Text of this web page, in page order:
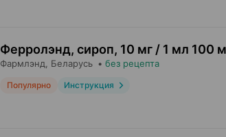
Ферролэнд, сироп, 10 мг / 1 мл 100
Фармлэнд , Беларусь • без рецепта
Популярно Инструкция